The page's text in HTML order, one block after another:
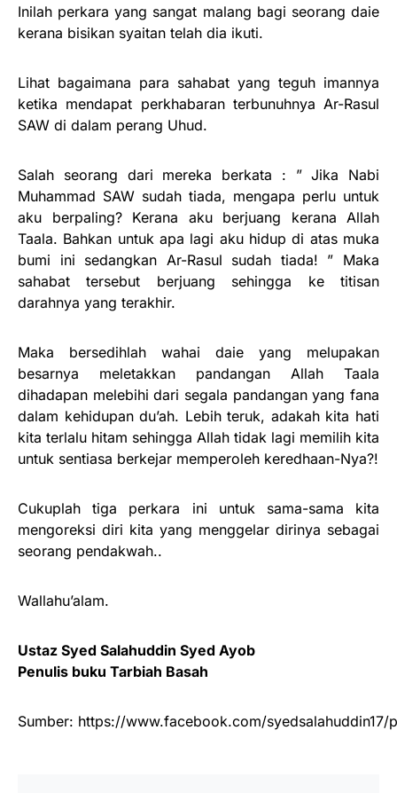
Inilah perkara yang sangat malang bagi seorang daie
kerana bisikan syaitan telah dia ikuti.
Lihat bagaimana para sahabat yang teguh imannya
ketika mendapat perkhabaran terbunuhnya Ar-Rasul
SAW di dalam perang Uhud.
Salah seorang dari mereka berkata : ” Jika Nabi
Muhammad SAW sudah tiada, mengapa perlu untuk
aku berpaling? Kerana aku berjuang kerana Allah
Taala. Bahkan untuk apa lagi aku hidup di atas muka
bumi ini sedangkan Ar-Rasul sudah tiada! ” Maka
sahabat tersebut berjuang sehingga ke titisan
darahnya yang terakhir.
Maka bersedihlah wahai daie yang melupakan
besarnya meletakkan pandangan Allah Taala
dihadapan melebihi dari segala pandangan yang fana
dalam kehidupan du’ah. Lebih teruk, adakah kita hati
kita terlalu hitam sehingga Allah tidak lagi memilih kita
untuk sentiasa berkejar memperoleh keredhaan-Nya?!
Cukuplah tiga perkara ini untuk sama-sama kita
mengoreksi diri kita yang menggelar dirinya sebagai
seorang pendakwah..
Wallahu’alam.
Ustaz Syed Salahuddin Syed Ayob
Penulis buku Tarbiah Basah
Sumber: https://www.facebook.com/syedsalahuddin17/